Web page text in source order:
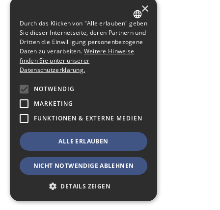
GERMAN
ENGLISH
×
Durch das Klicken von "Alle erlauben" geben
Sie dieser Internetseite, deren Partnern und
Dritten die Einwilligung personenbezogene
Daten zu verarbeiten. Weitere Hinweise
finden Sie unter unserer
Datenschutzerklärung.
NOTWENDIG
MARKETING
FUNKTIONEN & EXTERNE MEDIEN
ALLE ERLAUBEN
NICHT NOTWENDIGE ABLEHNEN
DETAILS ZEIGEN